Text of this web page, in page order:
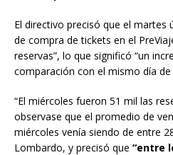
El directivo precisó que el martes
de compra de tickets en el
reservas”, lo que significó “un
comparación con el mismo día
“El miércoles fueron 51 mil las
observase que el promedio de
miércoles venía siendo de entre
Lombardo, y precisó que “entre